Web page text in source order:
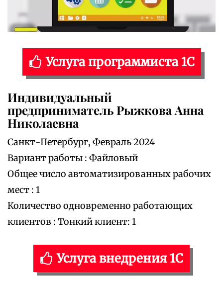
Услуга программиста 1С
Индивидуальный
предприниматель Рыжкова Анна
Николаевна
Санкт-Петербург, Февраль 2024
Вариант работы : Файловый
Общее число автоматизированных рабочих
мест : 1
Количество одновременно работающих
клиентов : Тонкий клиент: 1
Услуга внедрения 1С